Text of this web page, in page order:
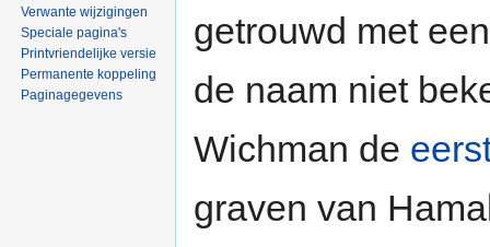
getrouwd met
de naam niet
Wichman de
graven van
Verwante wijzigingen
Speciale pagina's
Printvriendelijke versie
Permanente koppeling
Paginagegevens